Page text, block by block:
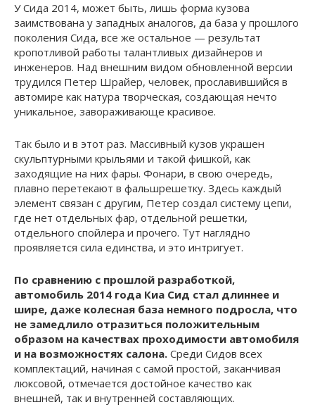
У Сида 2014, может быть, лишь форма кузова
заимствована у западных аналогов, да база у прошлого
поколения Сида, все же остальное — результат
кропотливой работы талантливых дизайнеров и
инженеров. Над внешним видом обновленной версии
трудился Петер Шрайер, человек, прославившийся в
автомире как натура творческая, создающая нечто
уникальное, завораживающе красивое.
Так было и в этот раз. Массивный кузов украшен
скульптурными крыльями и такой фишкой, как
заходящие на них фары. Фонари, в свою очередь,
плавно перетекают в фальшрешетку. Здесь каждый
элемент связан с другим, Петер создал систему цепи,
где нет отдельных фар, отдельной решетки,
отдельного спойлера и прочего. Тут наглядно
проявляется сила единства, и это интригует.
По сравнению с прошлой разработкой,
автомобиль 2014 года Киа Сид стал длиннее и
шире, даже колесная база немного подросла, что
не замедлило отразиться положительным
образом на качествах проходимости автомобиля
и на возможностях салона. Среди Сидов всех
комплектаций, начиная с самой простой, заканчивая
люксовой, отмечается достойное качество как
внешней, так и внутренней составляющих.